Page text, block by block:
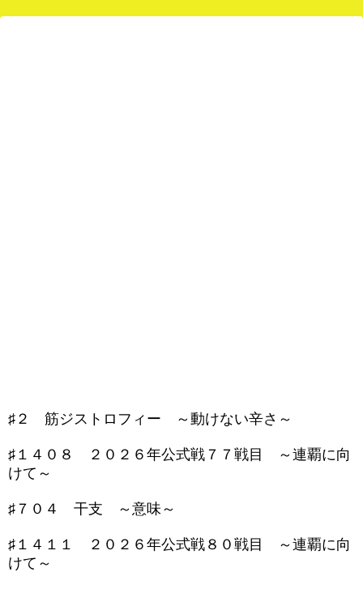
♯２ 筋ジストロフィー ～動けない辛さ～
♯１４０８ ２０２６年公式戦７７戦目 ～連覇に向
けて～
♯７０４ 干支 ～意味～
♯１４１１ ２０２６年公式戦８０戦目 ～連覇に向
けて～